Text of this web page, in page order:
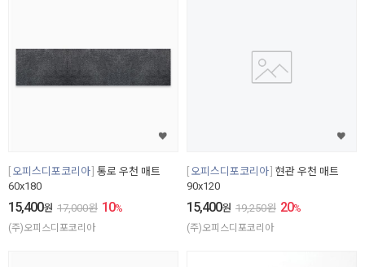
오피스디포코리아 통로 우천 매트
60x180
15,400원 17,000원 10%
(주)오피스디포코리아
오피스디포코리아 현관 우천 매트
90x120
15,400원 19,250원 20%
(주)오피스디포코리아